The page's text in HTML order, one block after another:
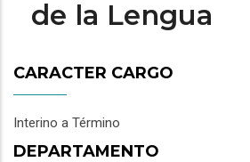
de la Lengua
CARACTER CARGO
Interino a Término
DEPARTAMENTO